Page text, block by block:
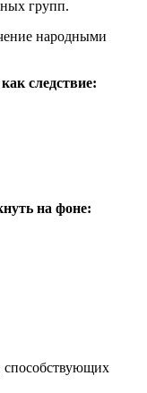
групп.
следствие:
на фоне:
способствующих